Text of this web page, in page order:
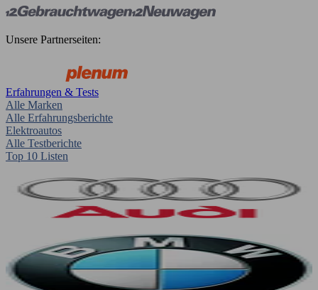
Unsere Partnerseiten:
Erfahrungen & Tests
Alle Marken
Alle Erfahrungsberichte
Elektroautos
Alle Testberichte
Top 10 Listen